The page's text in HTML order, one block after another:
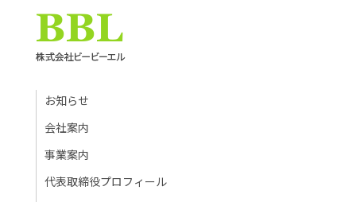
お知らせ
会社案内
事業案内
代表取締役プロフィール